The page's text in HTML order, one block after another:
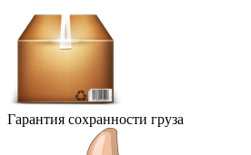
Гарантия сохранности груза